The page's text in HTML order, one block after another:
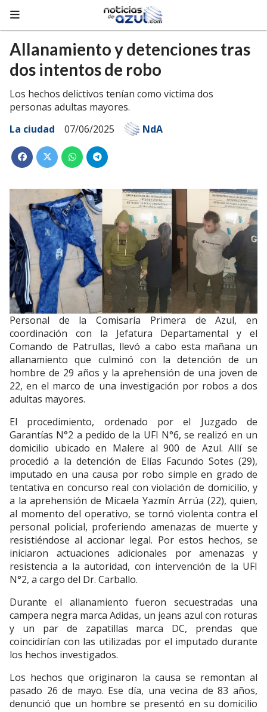
Allanamiento y detenciones tras
dos intentos de robo
Los hechos delictivos tenían como victima dos
personas adultas mayores.
La ciudad
07/06/2025 NdA
Personal de la Comisaría Primera de Azul, en
coordinación con la Jefatura Departamental y el
Comando de Patrullas, llevó a cabo esta mañana un
allanamiento que culminó con la detención de un
hombre de 29 años y la aprehensión de una joven de
22, en el marco de una investigación por robos a dos
adultas mayores.
El procedimiento, ordenado por el Juzgado de
Garantías N°2 a pedido de la UFI N°6, se realizó en un
domicilio ubicado en Malere al 900 de Azul. Allí se
procedió a la detención de Elías Facundo Sotes (29),
imputado en una causa por robo simple en grado de
tentativa en concurso real con violación de domicilio, y
a la aprehensión de Micaela Yazmín Arrúa (22), quien,
al momento del operativo, se tornó violenta contra el
personal policial, proferiendo amenazas de muerte y
resistiéndose al accionar legal. Por estos hechos, se
iniciaron actuaciones adicionales por amenazas y
resistencia a la autoridad, con intervención de la UFI
N°2, a cargo del Dr. Carballo.
Durante el allanamiento fueron secuestradas una
campera negra marca Adidas, un jeans azul con roturas
y un par de zapatillas marca DC, prendas que
coincidirían con las utilizadas por el imputado durante
los hechos investigados.
Los hechos que originaron la causa se remontan al
pasado 26 de mayo. Ese día, una vecina de 83 años,
denunció que un hombre se presentó en su domicilio